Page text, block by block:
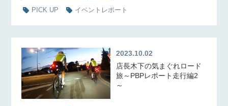
PICK UP イベントレポート
2023.10.02
店長木下の気まぐれロード
旅～PBPレポート走行編2
～